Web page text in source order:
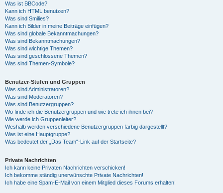
Was ist BBCode?
Kann ich HTML benutzen?
Was sind Smilies?
Kann ich Bilder in meine Beiträge einfügen?
Was sind globale Bekanntmachungen?
Was sind Bekanntmachungen?
Was sind wichtige Themen?
Was sind geschlossene Themen?
Was sind Themen-Symbole?
Benutzer-Stufen und Gruppen
Was sind Administratoren?
Was sind Moderatoren?
Was sind Benutzergruppen?
Wo finde ich die Benutzergruppen und wie trete ich ihnen bei?
Wie werde ich Gruppenleiter?
Weshalb werden verschiedene Benutzergruppen farbig dargestellt?
Was ist eine Hauptgruppe?
Was bedeutet der „Das Team“-Link auf der Startseite?
Private Nachrichten
Ich kann keine Privaten Nachrichten verschicken!
Ich bekomme ständig unerwünschte Private Nachrichten!
Ich habe eine Spam-E-Mail von einem Mitglied dieses Forums erhalten!